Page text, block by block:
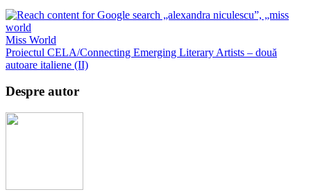
Miss World
Proiectul CELA/Connecting Emerging Literary Artists – două
autoare italiene (II)
Despre autor